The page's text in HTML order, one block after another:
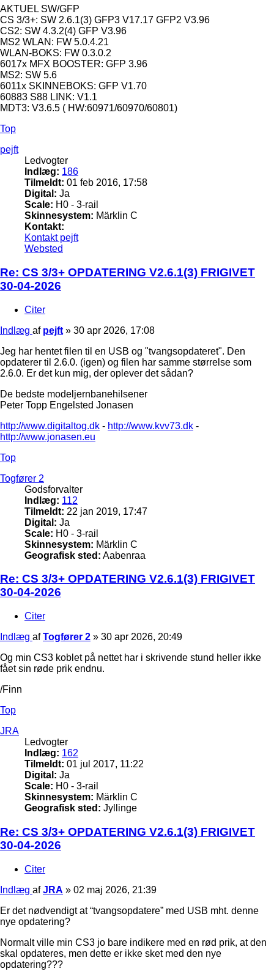
AKTUEL SW/GFP
CS 3/3+: SW 2.6.1(3) GFP3 V17.17 GFP2 V3.96
CS2: SW 4.3.2(4) GFP V3.96
MS2 WLAN: FW 5.0.4.21
WLAN-BOKS: FW 0.3.0.2
6017x MFX BOOSTER: GFP 3.96
MS2: SW 5.6
6011x SKINNEBOKS: GFP V1.70
60883 S88 LINK: V1.1
MDT3: V3.6.5 ( HW:60971/60970/60801)
Top
pejft
Ledvogter
Indlæg: 186
Tilmeldt: 01 feb 2016, 17:58
Digital: Ja
Scale: H0 - 3-rail
Skinnesystem: Märklin C
Kontakt:
Kontakt pejft
Websted
Re: CS 3/3+ OPDATERING V2.6.1(3) FRIGIVET
30-04-2026
Citer
Indlæg af pejft » 30 apr 2026, 17:08
Jeg har hentet filen til en USB og "tvangsopdateret". Den
opdaterer til 2.6.0. (igen) og filen har samme størrelse som
2.6.0. Er det kun mig, der oplever det sådan?
De bedste modeljernbanehilsener
Peter Topp Engelsted Jonasen
http://www.digitaltog.dk - http://www.kvv73.dk -
http://www.jonasen.eu
Top
Togfører 2
Godsforvalter
Indlæg: 112
Tilmeldt: 22 jan 2019, 17:47
Digital: Ja
Scale: H0 - 3-rail
Skinnesystem: Märklin C
Geografisk sted: Aabenraa
Re: CS 3/3+ OPDATERING V2.6.1(3) FRIGIVET
30-04-2026
Citer
Indlæg afTogfører 2 » 30 apr 2026, 20:49
Og min CS3 koblet på nettet har i skrivende stund heller ikke
fået sin røde prik endnu.
/Finn
Top
JRA
Ledvogter
Indlæg: 162
Tilmeldt: 01 jul 2017, 11:22
Digital: Ja
Scale: H0 - 3-rail
Skinnesystem: Märklin C
Geografisk sted: Jyllinge
Re: CS 3/3+ OPDATERING V2.6.1(3) FRIGIVET
30-04-2026
Citer
Indlæg afJRA » 02 maj 2026, 21:39
Er det nødvendigt at “tvangsopdatere” med USB mht. denne
nye opdatering?
Normalt ville min CS3 jo bare indikere med en rød prik, at den
skal opdateres, men dette er ikke sket med den nye
opdatering???